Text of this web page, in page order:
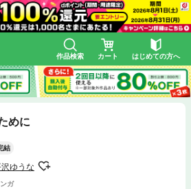
作品検索 カート はじめての方へ
めに
結
ゆうな
ガ